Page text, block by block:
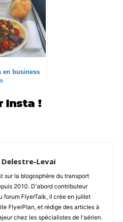
en business
Insta !
Levai
sur la blogosphère du transport
2010. D'abord contributeur
forum FlyerTalk, il crée en juillet
FlyerPlan, et rédige des articles à
chez les spécialistes de l'aérien.